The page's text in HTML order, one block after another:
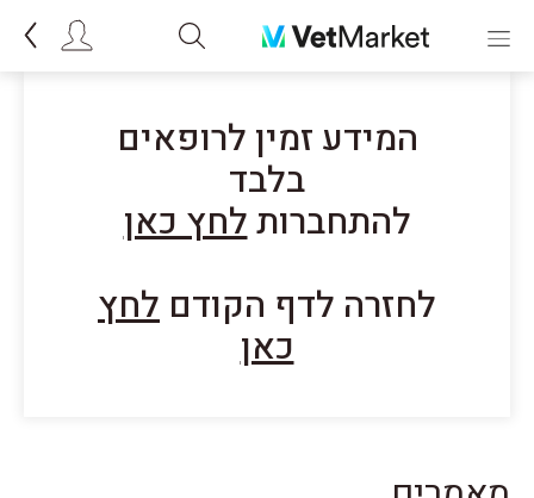
המידע זמין לרופאים
בלבד
להתחברותלחץ כאן
לחזרה לדף הקודם לחץ
כאן